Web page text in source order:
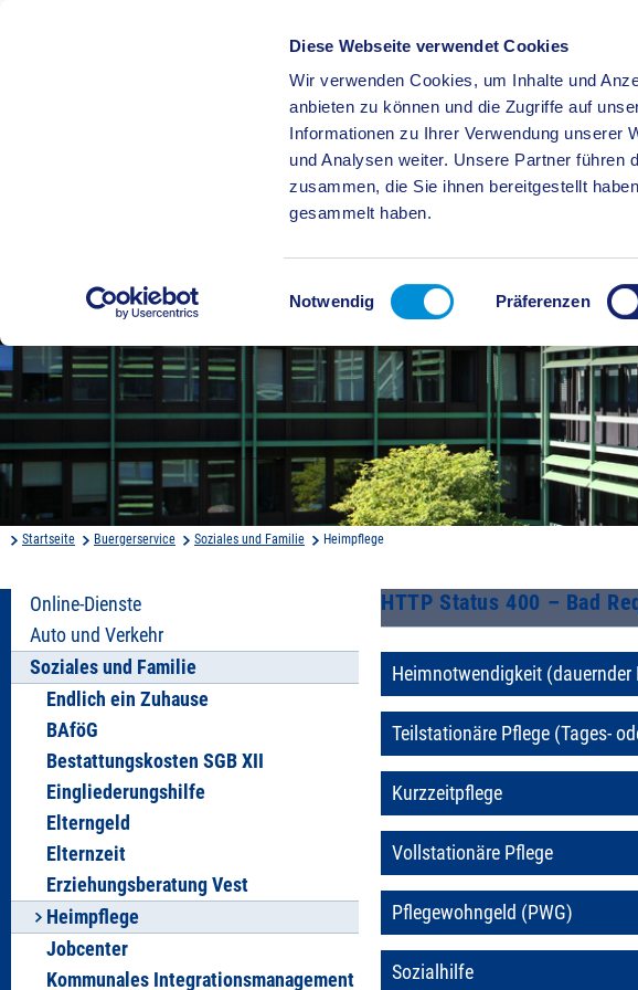
Diese Webseite verwendet Cookies
Wir verwenden Cookies, um Inhalte und
anbieten zu können und die Zugriffe auf
Informationen zu Ihrer Verwendung unserer
und Analysen weiter. Unsere Partner führen
zusammen, die Sie ihnen bereitgestellt
gesammelt haben.
Einwilligungsauswahl
Notwendig Präferenzen
BÜRGERSERVICE
Startseite Buergerservice Soziales und Familie Heimpflege
Online-Dienste
Auto und Verkehr
Soziales und Familie
Endlich ein Zuhause
BAföG
Bestattungskosten SGB XII
Eingliederungshilfe
Elterngeld
Elternzeit
Erziehungsberatung Vest
Heimpflege
Jobcenter
Kommunales Integrationsmanagement
HTTP Status 400 – Bad
Heimnotwendigkeit
Teilstationäre Pflege (Tages-
Kurzzeitpflege
Vollstationäre Pflege
Pflegewohngeld (PWG)
Sozialhilfe